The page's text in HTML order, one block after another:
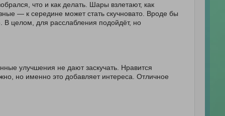
что и как делать. Шары взлетают, как
— к середине может стать скучновато. Вроде бы
В целом, для расслабления подойдёт, но
улучшения не дают заскучать. Нравится
но именно это добавляет интереса. Отличное